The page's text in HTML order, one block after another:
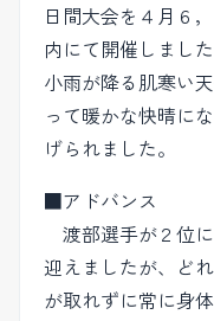
日間大会を４月６
内にて開催しまし
小雨が降る肌寒い
って暖かな快晴に
げられました。
■アドバンス
渡部選手が２位
迎えましたが、ど
が取れずに常に身